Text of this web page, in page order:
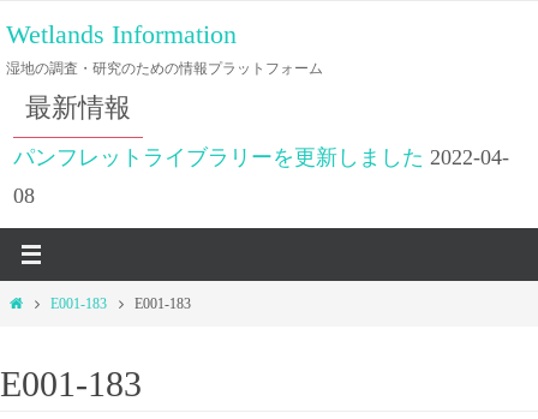
ン
テ
ツ
ス
プ
Wetlands Information
湿地の調査・研究のための情報プラットフォーム
最新情報
パンフレットライブラリーを更新しました 2022-04-
08
ホ
E001-183 E001-183
E001-183